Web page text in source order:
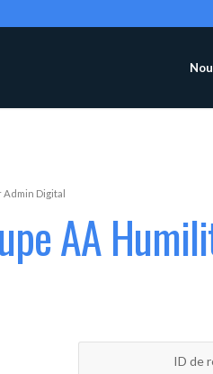
Admin Digital
AA
ID de